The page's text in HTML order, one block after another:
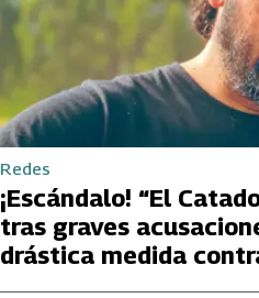
Redes
¡Escándalo! “El
tras graves
drástica medida